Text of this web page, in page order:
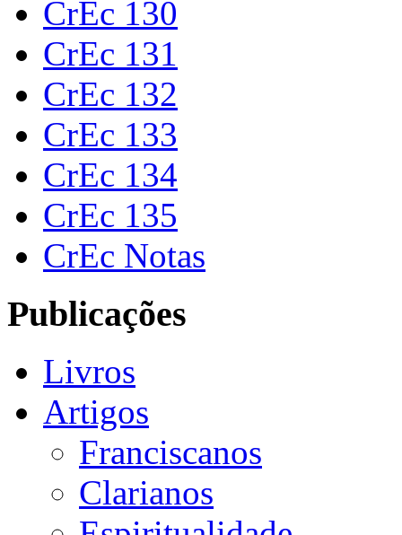
CrEc 130
CrEc 131
CrEc 132
CrEc 133
CrEc 134
CrEc 135
CrEc Notas
Publicações
Livros
Artigos
Franciscanos
Clarianos